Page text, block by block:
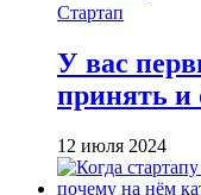
Стартап
У вас
принять и
12 июля 2024